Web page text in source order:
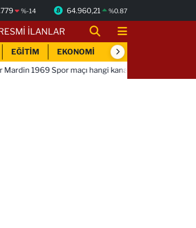
%-14 64.960,21 %0.87
İLANLAR
EĞİTİM EKONOMİ SİYASET
maçı hangi kanalda saat kaçta!